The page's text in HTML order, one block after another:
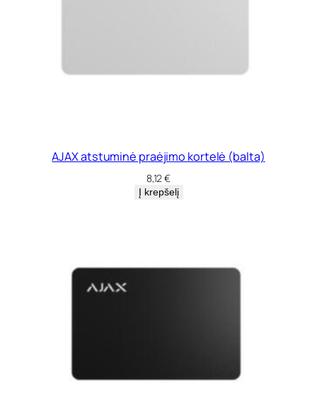
AJAX atstuminė praėjimo kortelė (balta)
8,12€
Į krepšelį